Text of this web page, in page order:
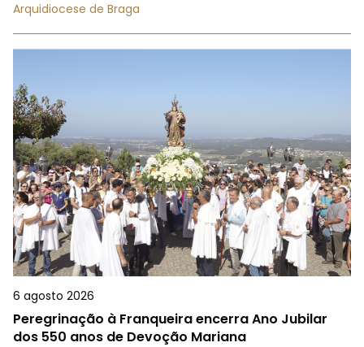
Arquidiocese de Braga
6 agosto 2026
Peregrinação à Franqueira encerra Ano Jubilar
dos 550 anos de Devoção Mariana